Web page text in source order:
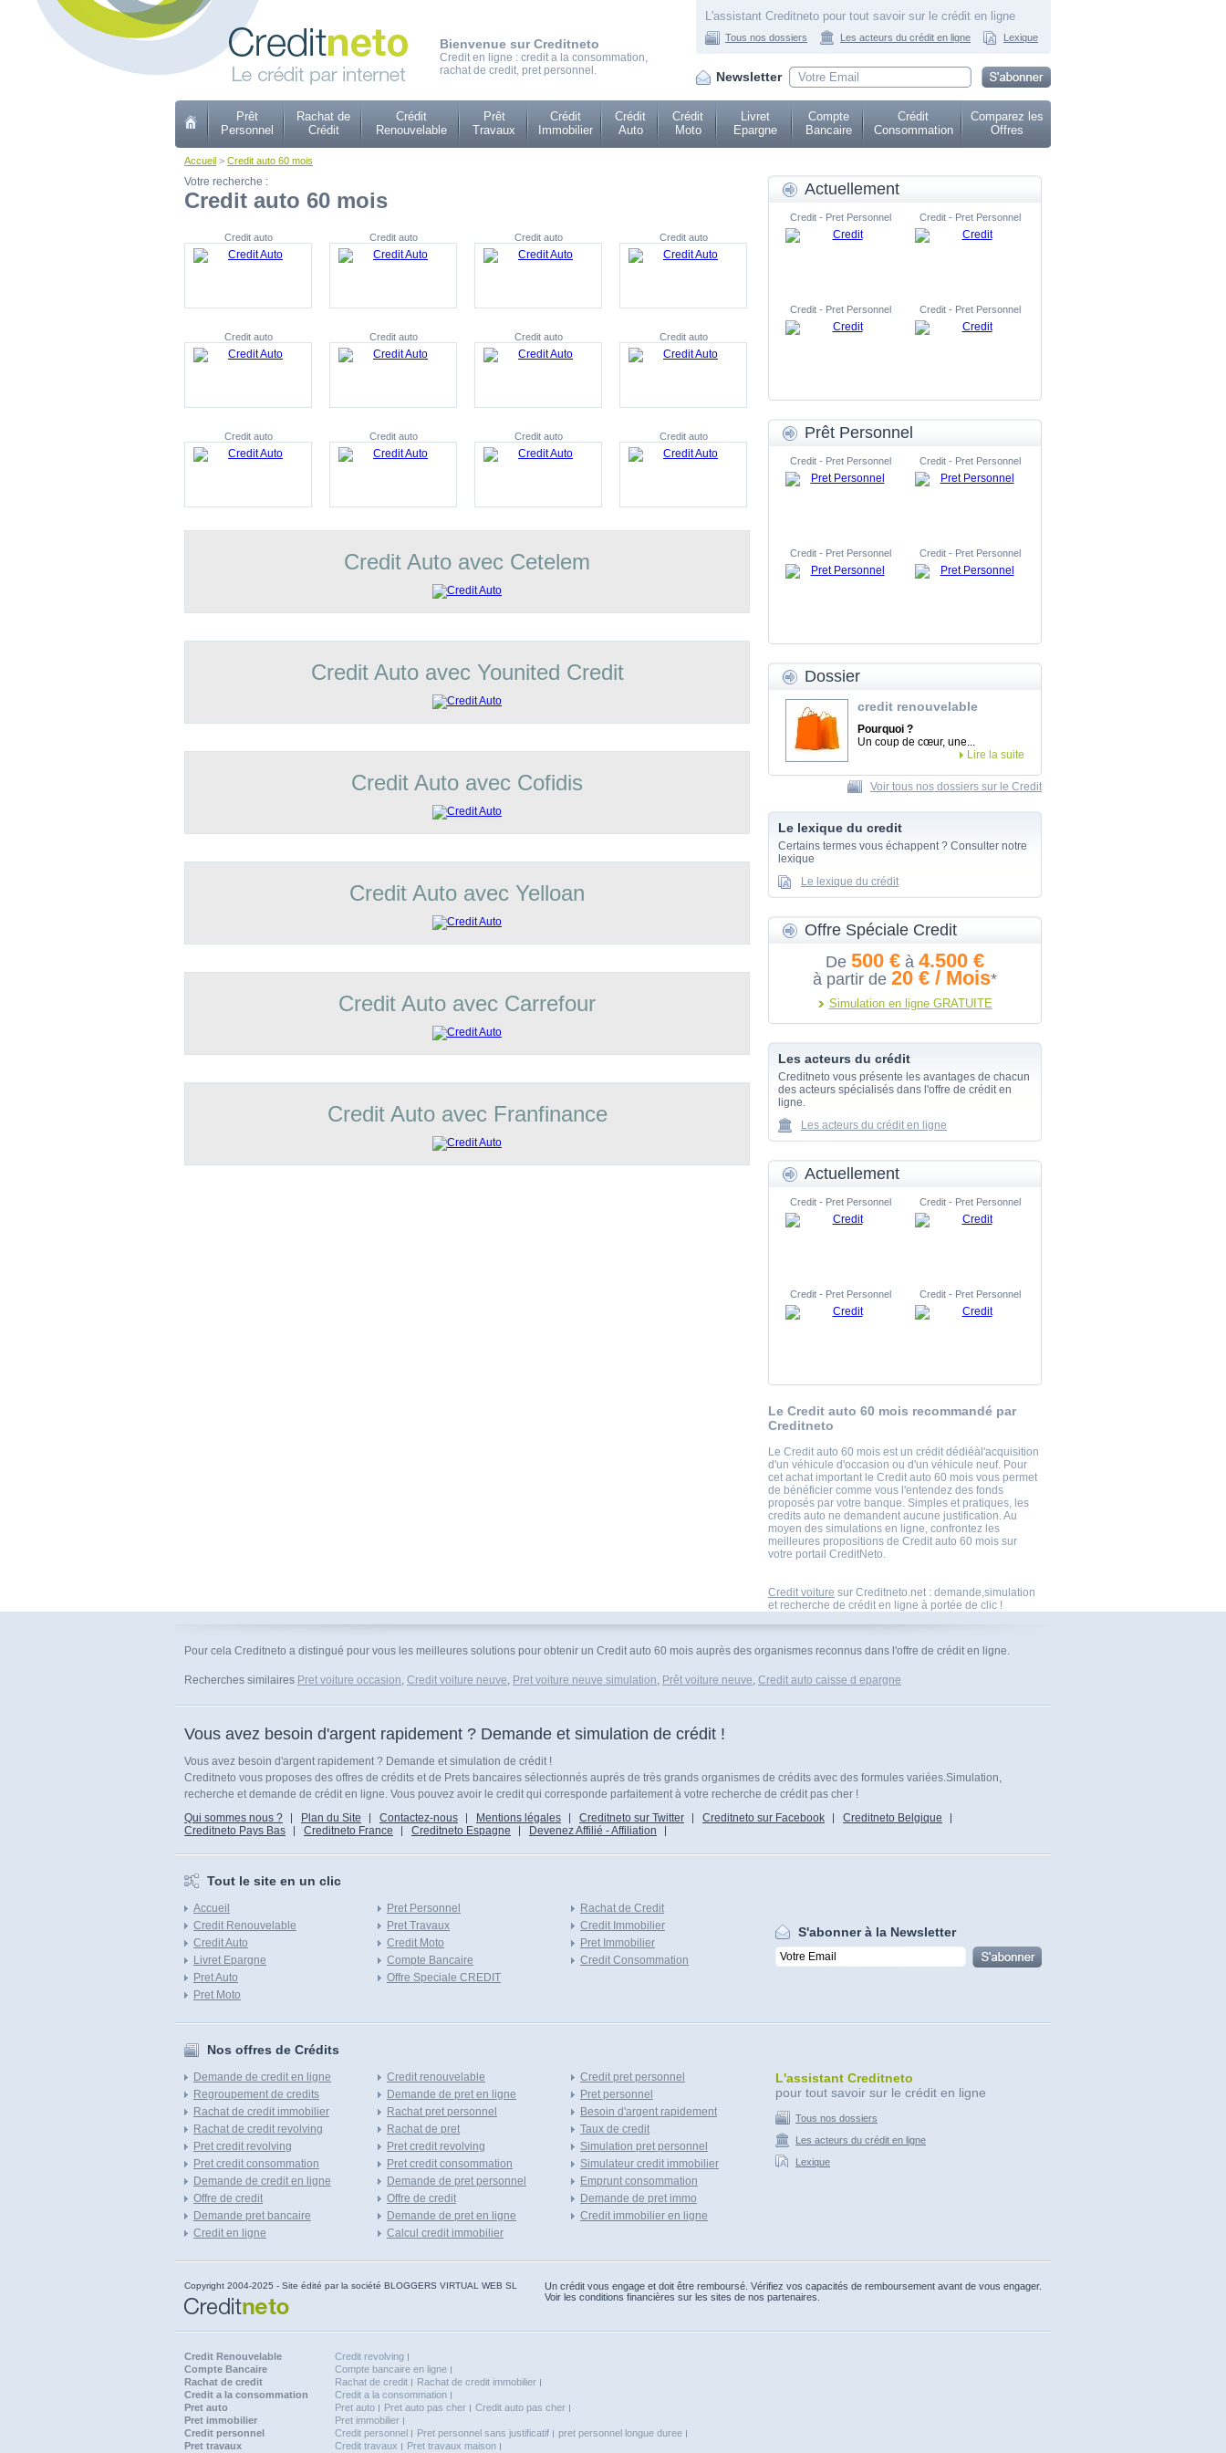
Bienvenue sur Creditneto
Credit en ligne : credit a la consommation,
rachat de credit, pret personnel.
L'assistant Creditneto pour tout savoir sur le crédit en ligne
Tous nos dossiers Les acteurs du crédit en ligne Lexique
Newsletter
Prêt
Personnel
Rachat de
Crédit
Crédit
Renouvelable
Prêt
Travaux
Crédit
Immobilier
Crédit
Auto
Crédit
Moto
Livret
Epargne
Compte
Bancaire
Crédit
Consommation
Comparez les
Offres
Accueil > Credit auto 60 mois
Votre recherche :
Credit auto 60 mois
Credit auto Credit auto Credit auto Credit auto
Credit auto Credit auto Credit auto Credit auto
Credit auto Credit auto Credit auto Credit auto
Credit Auto avec Cetelem
Credit Auto avec Younited Credit
Credit Auto avec Cofidis
Credit Auto avec Yelloan
Credit Auto avec Carrefour
Credit Auto avec Franfinance
Actuellement
Credit - Pret Personnel Credit - Pret Personnel
Credit - Pret Personnel Credit - Pret Personnel
Prêt Personnel
Credit - Pret Personnel Credit - Pret Personnel
Credit - Pret Personnel Credit - Pret Personnel
Dossier
credit renouvelable
Pourquoi ?
Un coup de cœur, une...
Lire la suite
Voir tous nos dossiers sur le Credit
Le lexique du credit
Certains termes vous échappent ? Consulter notre
lexique
Le lexique du crédit
Offre Spéciale Credit
De 500 € à 4.500 €
à partir de 20 € / Mois*
Simulation en ligne GRATUITE
Les acteurs du crédit
Creditneto vous présente les avantages de chacun
des acteurs spécialisés dans l'offre de crédit en
ligne.
Les acteurs du crédit en ligne
Actuellement
Credit - Pret Personnel Credit - Pret Personnel
Credit - Pret Personnel Credit - Pret Personnel
Le Credit auto 60 mois recommandé par
Creditneto
Le Credit auto 60 mois est un crédit dédiéàl'acquisition
d'un véhicule d'occasion ou d'un véhicule neuf. Pour
cet achat important le Credit auto 60 mois vous permet
de bénéficier comme vous l'entendez des fonds
proposés par votre banque. Simples et pratiques, les
credits auto ne demandent aucune justification. Au
moyen des simulations en ligne, confrontez les
meilleures propositions de Credit auto 60 mois sur
votre portail CreditNeto.
Credit voiture sur Creditneto.net : demande,simulation
et recherche de crédit en ligne à portée de clic !
Pour cela Creditneto a distingué pour vous les meilleures solutions pour obtenir un Credit auto 60 mois auprès des organismes reconnus dans l'offre de crédit en ligne.
Recherches similaires Pret voiture occasion, Credit voiture neuve, Pret voiture neuve simulation, Prêt voiture neuve, Credit auto caisse d epargne
Vous avez besoin d'argent rapidement ? Demande et simulation de crédit !
Vous avez besoin d'argent rapidement ? Demande et simulation de crédit !
Creditneto vous proposes des offres de crédits et de Prets bancaires sélectionnés auprés de très grands organismes de crédits avec des formules variées.Simulation,
recherche et demande de crédit en ligne. Vous pouvez avoir le credit qui corresponde parfaitement à votre recherche de crédit pas cher !
Qui sommes nous ?
Plan du Site Contactez-nous Mentions légales Creditneto sur Twitter Creditneto sur Facebook
Creditneto Belgique
Creditneto Pays Bas
Creditneto France Creditneto Espagne Devenez Affilié - Affiliation
Tout le site en un clic
Accueil
Credit Renouvelable
Credit Auto
Livret Epargne
Pret Auto
Pret Moto
Pret Personnel
Pret Travaux
Credit Moto
Compte Bancaire
Offre Speciale CREDIT
Rachat de Credit
Credit Immobilier
Pret Immobilier
Credit Consommation
S'abonner à la Newsletter
Nos offres de Crédits
Demande de credit en ligne
Regroupement de credits
Rachat de credit immobilier
Rachat de credit revolving
Pret credit revolving
Pret credit consommation
Demande de credit en ligne
Offre de credit
Demande pret bancaire
Credit en ligne
Credit renouvelable
Demande de pret en ligne
Rachat pret personnel
Rachat de pret
Pret credit revolving
Pret credit consommation
Demande de pret personnel
Offre de credit
Demande de pret en ligne
Calcul credit immobilier
Credit pret personnel
Pret personnel
Besoin d'argent rapidement
Taux de credit
Simulation pret personnel
Simulateur credit immobilier
Emprunt consommation
Demande de pret immo
Credit immobilier en ligne
L'assistant Creditneto
pour tout savoir sur le crédit en ligne
Tous nos dossiers
Les acteurs du crédit en ligne
Lexique
Copyright 2004-2025 - Site édité par la société BLOGGERS VIRTUAL WEB SL
Un crédit vous engage et doit être remboursé. Vérifiez vos capacités de remboursement avant de vous engager.
Voir les conditions financières sur les sites de nos partenaires.
Credit Renouvelable
Credit revolving
Compte Bancaire
Compte bancaire en ligne
Rachat de credit
Rachat de credit
Rachat de credit immobilier
Credit a la consommation
Credit a la consommation
Pret auto
Pret auto Pret auto pas cher
Credit auto pas cher
Pret immobilier
Pret immobilier
Credit personnel
Credit personnel Pret personnel sans justificatif
pret personnel longue duree
Pret travaux
Credit travaux Pret travaux maison